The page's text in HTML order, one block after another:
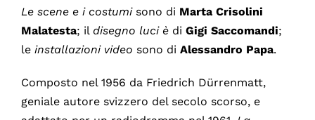
Le scene e i costumi sono di Marta Crisolini
Malatesta; il disegno luciè di Gigi Saccomandi;
le installazioni video sono di Alessandro Papa.
Composto nel 1956 da Friedrich Dürrenmatt,
geniale autore svizzero del secolo scorso, e